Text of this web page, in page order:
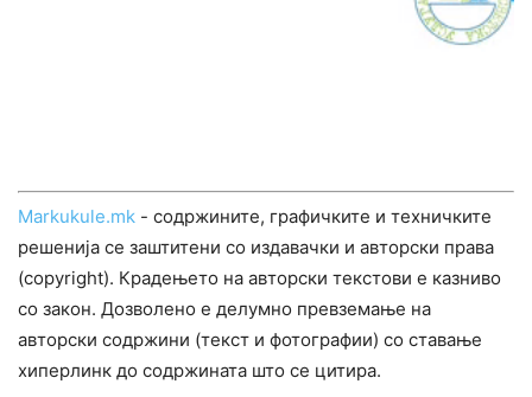
Markukule.mk - содржините, графичките и техничките
решенија се заштитени со издавачки и авторски права
(copyright). Крадењето на авторски текстови е казниво
со закон. Дозволено е делумно превземање на
авторски содржини (текст и фотографии) со ставање
хиперлинк до содржината што се цитира.